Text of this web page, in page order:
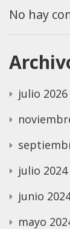
No hay
julio 2026
julio 2024
junio
mayo